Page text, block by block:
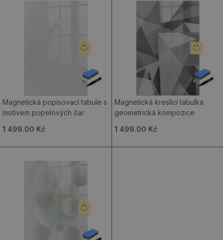
Magnetická popisovací tabule s
motivem popelových čar
1 499.00 Kč
Magnetická kreslicí tabulka
geometrická kompozice
1 499.00 Kč